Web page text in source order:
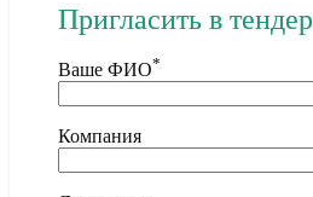
Пригласить в тендер
Ваше ФИО*
Компания